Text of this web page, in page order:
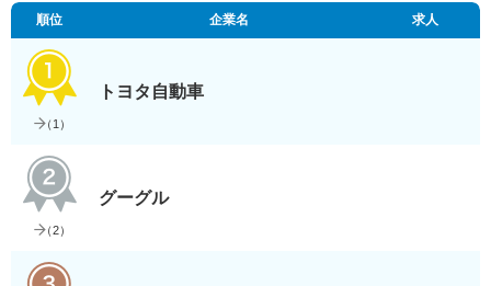
順位 企業名 求人
（ 1 ）
トヨタ自動車
（2）
グーグル